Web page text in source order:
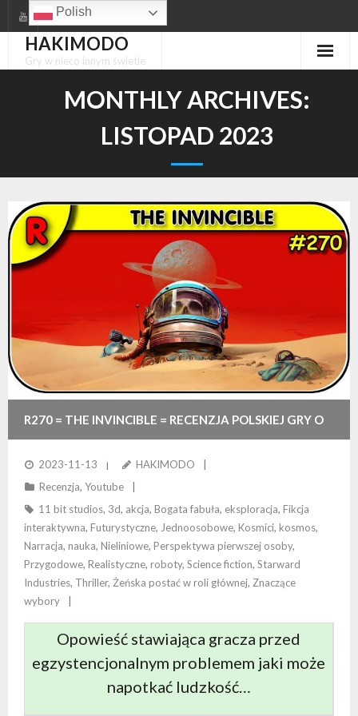
to
contentHAKIMODO
Gry w nieco innym świetle
MONTHLY ARCHIVES:
LISTOPAD 2023
R270 = THE INVINCIBLE = RECENZJA POLSKIEJ GRY O
ZACHOWANIU LUDZKOŚCI POSTAWIONEJ PRZED
2023-11-13
HAKIMODO
Recenzja, Youtube
11 bit studios, 3d, akcja, Bogata fabuła, eksploracja, Fikcja
interaktywna, Futurystyczne, Jednoosobowe, Kosmici, kosmos,
Narracja, nauka, Nieliniowe, Perspektywa pierwszej osoby,
Przygodowe, Realistyczne, roboty, Science fiction, Starward
Industries, Thriller, Żeńska postać w roli głównej, Znaczące
wybory
Opowieść stawiająca gracza przed
egzystencjonalnym problemem jaki może
napotkać ludzkość…
Polish